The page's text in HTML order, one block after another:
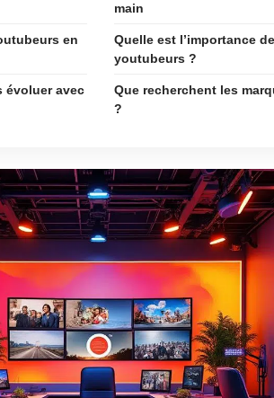
main
en
Quelle est l’importance
youtubeurs ?
évoluer avec
Que recherchent les
?